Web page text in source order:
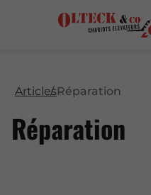
ArticlesRéparation
Réparation